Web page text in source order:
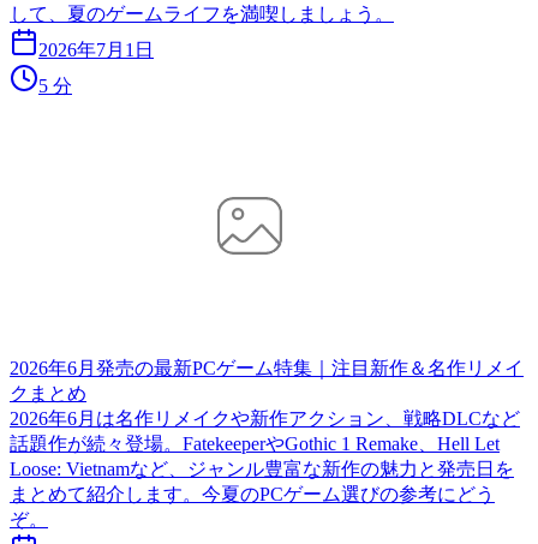
して、夏のゲームライフを満喫しましょう。
2026年7月1日
5 分
2026年6月発売の最新PCゲーム特集｜注目新作＆名作リメイ
クまとめ
2026年6月は名作リメイクや新作アクション、戦略DLCなど
話題作が続々登場。FatekeeperやGothic 1 Remake、Hell Let
Loose: Vietnamなど、ジャンル豊富な新作の魅力と発売日を
まとめて紹介します。今夏のPCゲーム選びの参考にどう
ぞ。